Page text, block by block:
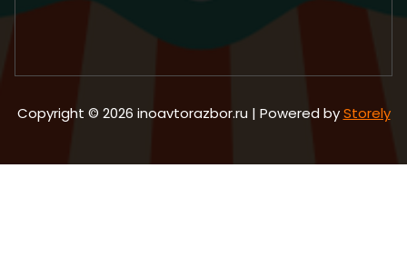
Copyright © 2026 inoavtorazbor.ru | Powered byStorely